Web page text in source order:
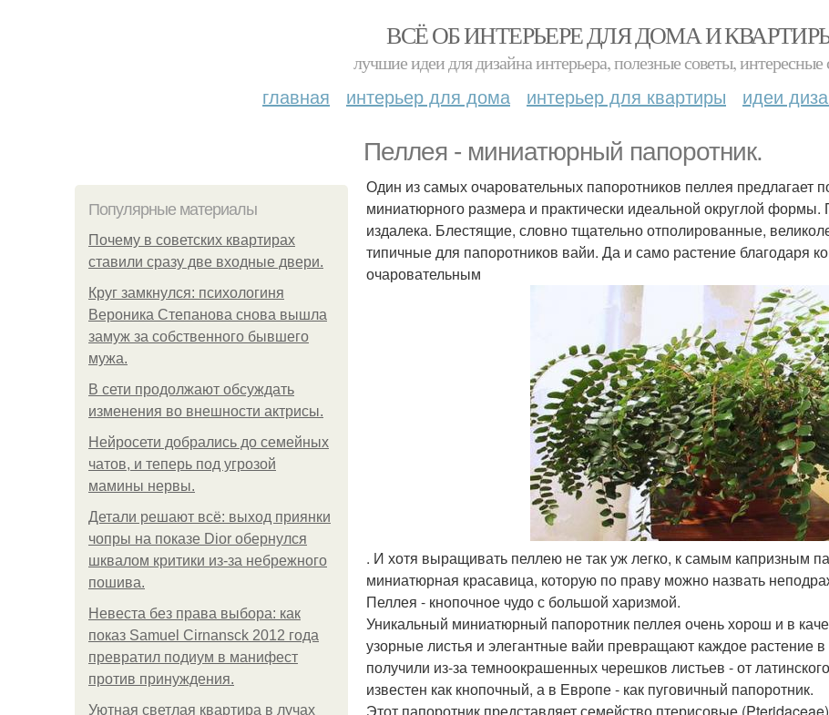
ВСЁ ОБ ИНТЕРЬЕРЕ ДЛЯ ДОМА И
лучшие идеи для дизайна интерьера, полезные советы, интересные
главная интерьер для дома интерьер для квартиры идеи
Пеллея - миниатюрный папоротник.
Популярные материалы
Почему в советских квартирах
ставили сразу две входные двери.
Круг замкнулся: психологиня
Вероника Степанова снова вышла
замуж за собственного бывшего
мужа.
В сети продолжают обсуждать
изменения во внешности актрисы.
Нейросети добрались до семейных
чатов, и теперь под угрозой
мамины нервы.
Детали решают всё: выход приянки
чопры на показе Dior обернулся
шквалом критики из-за небрежного
пошива.
Невеста без права выбора: как
показ Samuel Cirnansck 2012 года
превратил подиум в манифест
против принуждения.
Уютная светлая квартира в лучах
Один из самых очаровательных папоротников пеллея предлагает
миниатюрного размера и практически идеальной округлой
издалека. Блестящие, словно тщательно отполированные,
типичные для папоротников вайи. Да и само растение благодаря
очаровательным
. И хотя выращивать пеллею не так уж легко, к самым капризным
миниатюрная красавица, которую по праву можно назвать
Пеллея - кнопочное чудо с большой харизмой.
Уникальный миниатюрный папоротник пеллея очень хорош и в
узорные листья и элегантные вайи превращают каждое растение
получили из-за темноокрашенных черешков листьев - от
известен как кнопочный, а в Европе - как пуговичный папоротник.